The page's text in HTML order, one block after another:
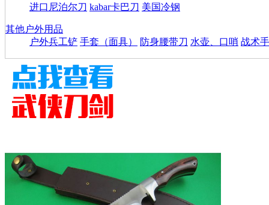
进口尼泊尔刀 kabar卡巴刀 美国冷钢
其他户外用品
户外兵工铲 手套（面具） 防身腰带刀 水壶、口哨 战术